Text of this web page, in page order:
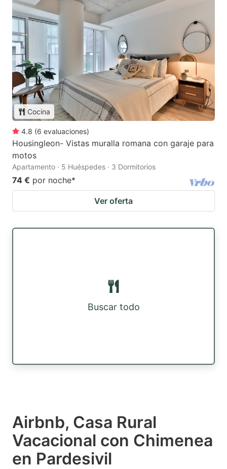
Cocina
4.8 (6 evaluaciones)
Housingleon- Vistas muralla romana con garaje para
motos
Apartamento · 5 Huéspedes · 3 Dormitorios
74 € por noche*
Ver oferta
Buscar todo
Airbnb, Casa Rural
Vacacional con Chimenea
en Pardesivil